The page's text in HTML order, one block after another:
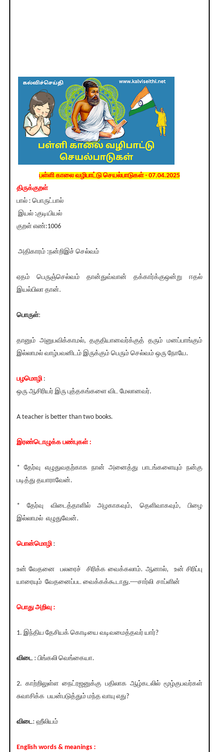
பள்ளி காலை வழிபாட்டு செயல்பாடுகள் - 07.04.2025
திருக்குறள்
பால் : பொருட்பால்
இயல் :குடியியல்
குறள் எண்:1006
அதிகாரம் :நன்றிஇச் செல்வம்
ஏதம் பெருஞ்செல்வம் தான்துவ்வான் தக்கார்க்குஒன்று ஈதல்
இயல்பிலா தான்.
பொருள்:
தானும் அனுபவிக்காமல், தகுதியானவர்க்குத் தரும் மனப்பாங்கும்
இல்லாமல் வாழ்பவனிடம் இருக்கும் பெரும் செல்வம் ஒரு நோயே.
பழமொழி:
ஒரு ஆசிரியர் இரு புத்தகங்களை விட மேலானவர்.
A teacher is better than two books.
இரண்டொழுக்க பண்புகள் :
* தேர்வு எழுதுவதற்காக நான் அனைத்து பாடங்களையும் நன்கு
படித்து தயாராவேன்.
* தேர்வு விடைத்தாளில் அழகாகவும், தெளிவாகவும், பிழை
இல்லாமல் எழுதுவேன்.
பொன்மொழி:
உன் வேதனை பலரைச் சிரிக்க வைக்கலாம். ஆனால், உன் சிரிப்பு
யாரையும் வேதனைப்பட வைக்கக்கூடாது.----சார்லி சாப்ளின்
பொது அறிவு :
1. இந்திய தேசியக் கொடியை வடிவமைத்தவர் யார்?
விடை: பிங்கலி வெங்கையா.
2. காற்றிலுள்ள நைட்ரஜனுக்கு பதிலாக ஆழ்கடலில் மூழ்குபவர்கள்
சுவாசிக்க பயன்படுத்தும் மந்த வாயு எது?
விடை: ஹீலியம்
English words & meanings :